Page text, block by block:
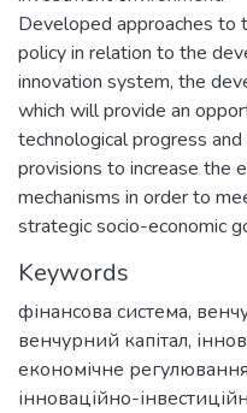
Developed approaches to
policy in relation to the
innovation system, the
which will provide an
technological progress
provisions to increase the
mechanisms in order to
strategic socio-economic
Keywords
фінансова система,
венчурний капітал,
економічне регулювання
інноваційно-